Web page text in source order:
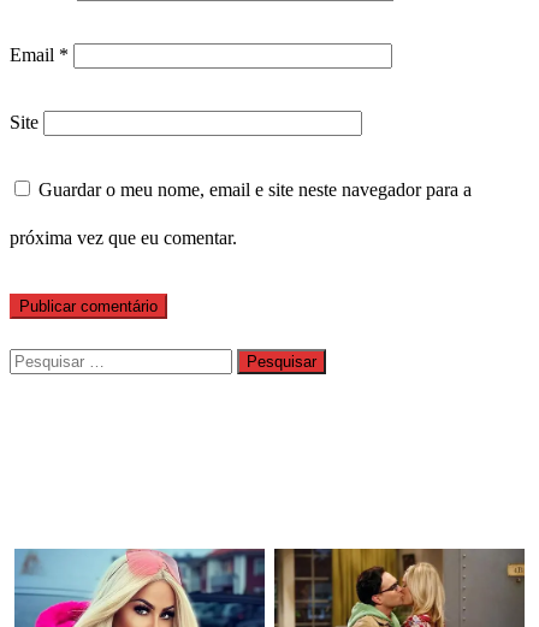
Email *
Site
Guardar o meu nome, email e site neste navegador para a
próxima vez que eu comentar.
Pesquisar
por: